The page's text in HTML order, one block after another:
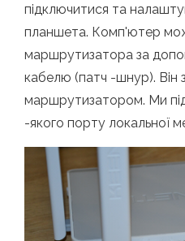
підключитися та
планшета. Комп'ютер
маршрутизатора за
кабелю (патч -шнур). Він
маршрутизатором. Ми
-якого порту локальної